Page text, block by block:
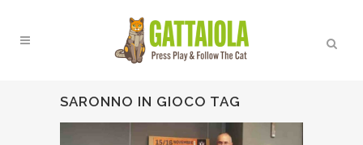
SARONNO IN GIOCO TAG